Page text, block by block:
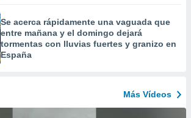
Se acerca rápidamente una vaguada que
entre mañana y el domingo dejará
tormentas con lluvias fuertes y granizo en
España
Más Vídeos